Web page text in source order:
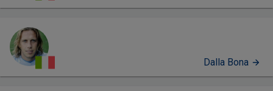
Dalla Bona